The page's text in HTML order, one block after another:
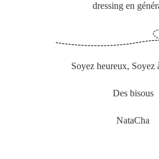
dressing en
Soyez heureux, Soyez
Des bisous
NataCha